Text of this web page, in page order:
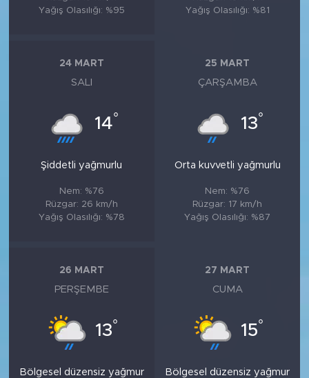
Yağış Olasılığı: %95
Yağış Olasılığı: %81
24 MART
SALI
14°
Şiddetli yağmurlu
Nem: %76
Rüzgar: 26 km/h
Yağış Olasılığı: %78
25 MART
ÇARŞAMBA
13°
Orta kuvvetli yağmurlu
Nem: %76
Rüzgar: 17 km/h
Yağış Olasılığı: %87
26 MART
PERŞEMBE
13°
Bölgesel düzensiz yağmur
27 MART
CUMA
15°
Bölgesel düzensiz yağmur